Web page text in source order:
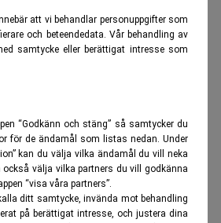
att vi behandlar personuppgifter som
och beteendedata. Vår behandling av
samtycke eller berättigat intresse som
“Godkänn och stäng” så samtycker du
för de ändamål som listas nedan. Under
kan du välja vilka ändamål du vill neka
också välja vilka partners du vill godkänna
“visa våra partners”.
ditt samtycke, invända mot behandling
på berättigat intresse, och justera dina
nära 4 procent sedan bolaget
i november i jämförbara
procent, vilket var klart sämre än
höjde Nasdaq-börsen.
efter positiv
noterades dollarn till 1:3267